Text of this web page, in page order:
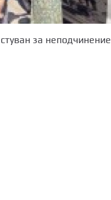
за неподчинение